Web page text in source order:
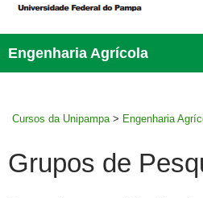
Engenharia Agrícola
para
Cursos da Unipampa > Engenharia
Grupos de